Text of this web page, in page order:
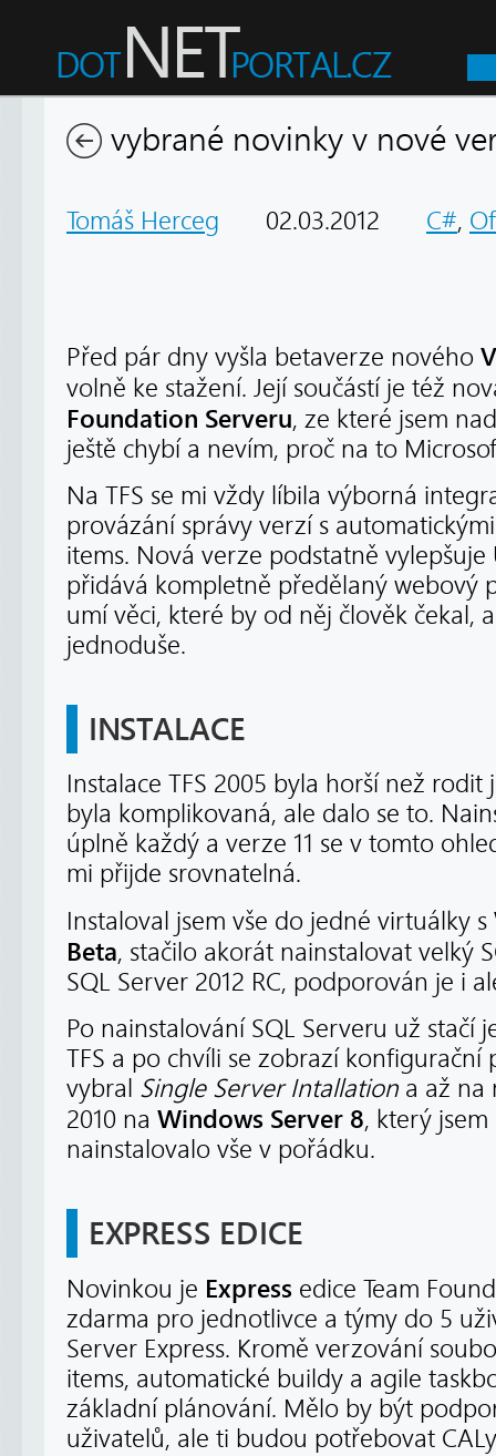
vybrané novinky v nové
Tomáš Herceg 02.03.2012 C#,
Před pár dny vyšla betaverze nového
volně ke stažení. Její součástí je též
Foundation Serveru, ze které jsem
ještě chybí a nevím, proč na to
Na TFS se mi vždy líbila výborná
provázání správy verzí s
items. Nová verze podstatně vylepšuje
přidává kompletně předělaný webový
umí věci, které by od něj člověk čekal,
jednoduše.
INSTALACE
Instalace TFS 2005 byla horší než rodit
byla komplikovaná, ale dalo se to.
úplně každý a verze 11 se v tomto
mi přijde srovnatelná.
Instaloval jsem vše do jedné virtuálky s
Beta, stačilo akorát nainstalovat velký
SQL Server 2012 RC, podporován je i
Po nainstalování SQL Serveru už stačí
TFS a po chvíli se zobrazí konfigurační
vybral Single Server Intallation a až na
2010 na Windows Server 8, který jsem
nainstalovalo vše v pořádku.
EXPRESS EDICE
Novinkou je Express edice Team
zdarma pro jednotlivce a týmy do 5
Server Express. Kromě verzování
items, automatické buildy a agile
základní plánování. Mělo by být
uživatelů, ale ti budou potřebovat